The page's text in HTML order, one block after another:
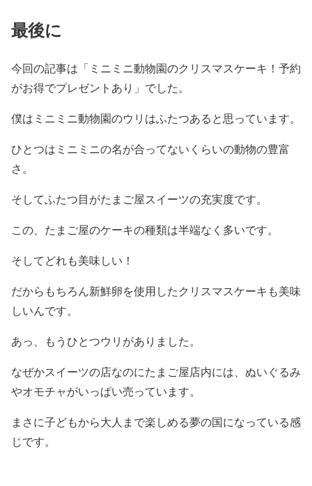
最後に
今回の記事は「ミニミニ動物園のクリスマスケーキ！予約
がお得でプレゼントあり」でした。
僕はミニミニ動物園のウリはふたつあると思っています。
ひとつはミニミニの名が合ってないくらいの動物の豊富
さ。
そしてふたつ目がたまご屋スイーツの充実度です。
この、たまご屋のケーキの種類は半端なく多いです。
そしてどれも美味しい！
だからもちろん新鮮卵を使用したクリスマスケーキも美味
しいんです。
あっ、もうひとつウリがありました。
なぜかスイーツの店なのにたまご屋店内には、ぬいぐるみ
やオモチャがいっぱい売っています。
まさに子どもから大人まで楽しめる夢の国になっている感
じです。